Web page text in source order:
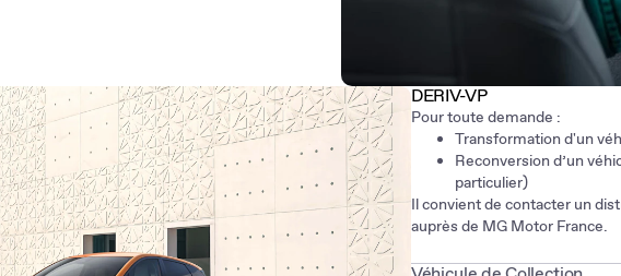
DERIV-VP
Pour toute demande :
Transformation d'un
Reconversion d’un
particulier)
Il convient de contacter un
auprès de MG Motor France.